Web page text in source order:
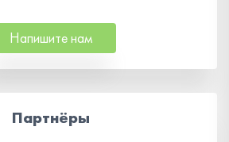
Напишите нам
Партнёры